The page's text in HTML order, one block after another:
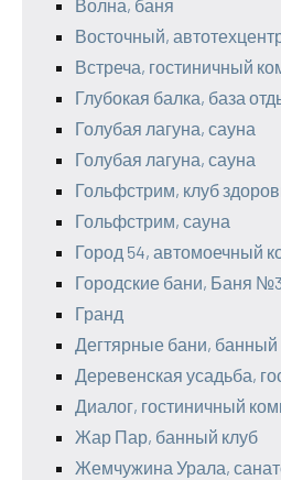
Волна, баня
Восточный,
Встреча, гостиничный
Глубокая балка, база
Голубая лагуна, сауна
Голубая лагуна, сауна
Гольфстрим, клуб
Гольфстрим, сауна
Город 54, автомоечный
Городские бани, Баня
Гранд
Дегтярные бани, банный
Деревенская усадьба,
Диалог, гостиничный
Жар Пар, банный клуб
Жемчужина Урала,